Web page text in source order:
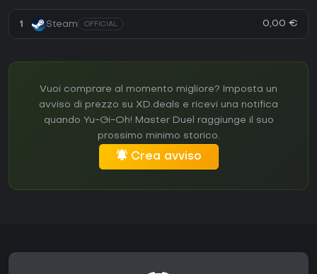
1 Steam OFFICIAL 0,00 €
Vuoi comprare al momento migliore? Imposta un
avviso di prezzo su XD.deals e ricevi una notifica
quando Yu-Gi-Oh! Master Duel raggiunge il suo
prossimo minimo storico.
Crea avviso